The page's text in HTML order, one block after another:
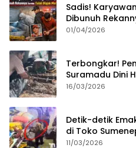
Sadis!
Dibunuh
Merampok
01/04/2026
Terbongkar!
Suramadu Dini
16/03/2026
Detik-detik
di Toko
11/03/2026